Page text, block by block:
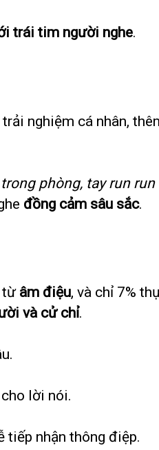
trái tim người nghe.
nghiệm cá nhân,
phòng, tay run
đồng cảm sâu sắc.
từ âm điệu, và chỉ 7%
và cử chỉ.
lời nói.
tiếp nhận thông điệp.